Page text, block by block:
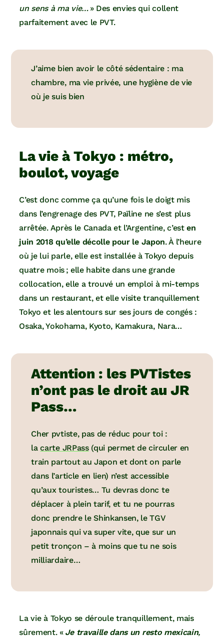
un sens à ma vie…» Des envies qui collent
parfaitement avec le PVT.
J’aime bien avoir le côté sédentaire : ma
chambre, ma vie privée, une hygiène de vie
où je suis bien
La vie à Tokyo : métro,
boulot, voyage
C’est donc comme ça qu’une fois le doigt mis
dans l’engrenage des PVT, Païline ne s’est plus
arrêtée. Après le Canada et l’Argentine, c’esten
juin 2018 qu’elle décolle pour le Japon. À l’heure
où je lui parle, elle est installée à Tokyo depuis
quatre mois ; elle habite dans une grande
collocation, elle a trouvé un emploi à mi-temps
dans un restaurant, et elle visite tranquillement
Tokyo et les alentours sur ses jours de congés :
Osaka, Yokohama, Kyoto, Kamakura, Nara…
Attention : les PVTistes
n’ont pas le droit au JR
Pass…
Cher pvtiste, pas de réduc pour toi :
lacarte JRPass(qui permet de circuler en
train partout au Japon et dont on parle
dans l’article en lien) n’est accessible
qu’aux touristes… Tu devras donc te
déplacer à plein tarif, et tu ne pourras
donc prendre le Shinkansen, le TGV
japonnais qui va super vite, que sur un
petit tronçon – à moins que tu ne sois
milliardaire…
La vie à Tokyo se déroule tranquillement, mais
sûrement. « Je travaille dans un resto mexicain,